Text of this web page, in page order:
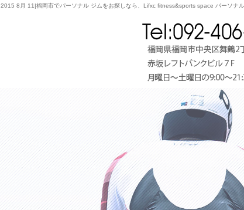
2015 8月 11|福岡市でパーソナル ジムをお探しなら、Lifxc fitness&sports space パーソナ